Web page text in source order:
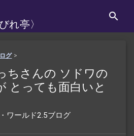
れ亭〉
グ>
ちさんの ソドワの
とっても面白いと
ワールド2.5ブログ